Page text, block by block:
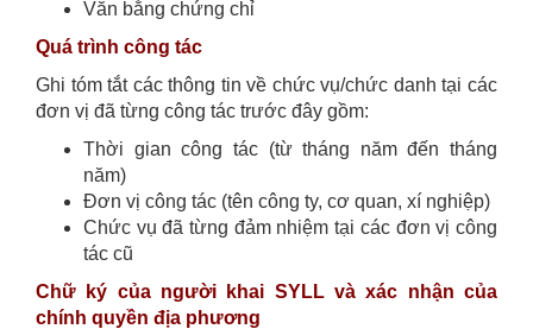
Văn bằng chứng chỉ
Quá trình công tác
Ghi tóm tắt các thông tin về chức vụ/chức danh tại các
đơn vị đã từng công tác trước đây gồm:
Thời gian công tác (từ tháng năm đến tháng
năm)
Đơn vị công tác (tên công ty, cơ quan, xí nghiệp)
Chức vụ đã từng đảm nhiệm tại các đơn vị công
tác cũ
Chữ ký của người khai SYLL và xác nhận của
chính quyền địa phương